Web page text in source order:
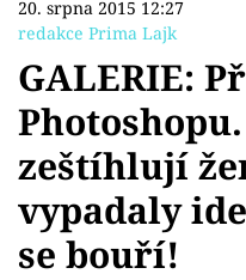
Témata
Showbyznys
Youtubeři
20. srpna 2015 12:27
redakce Prima Lajk
GALERIE:
zeštíhlují
vypadaly
se bouří!